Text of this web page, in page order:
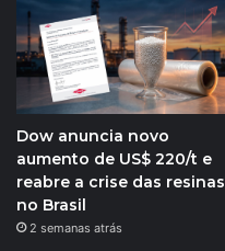
Dow anuncia novo
aumento de US$ 220/t e
reabre a crise das resinas
no Brasil
2 semanas atrás